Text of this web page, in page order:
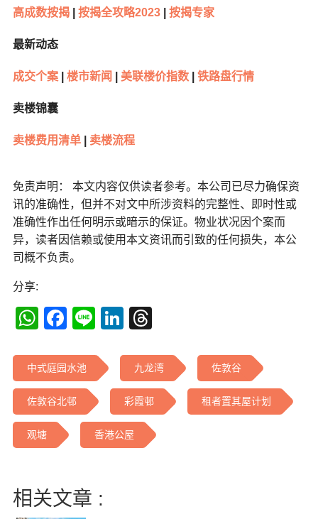
高成数按揭| 按揭全攻略2023| 按揭专家
最新动态
成交个案| 楼市新闻 美联楼价指数| 铁路盘行情
卖楼锦囊
卖楼费用清单| 卖楼流程
免责声明： 本文内容仅供读者参考。本公司已尽力确保资
讯的准确性，但并不对文中所涉资料的完整性、即时性或
准确性作出任何明示或暗示的保证。物业状况因个案而
异，读者因信赖或使用本文资讯而引致的任何损失，本公
司概不负责。
分享:
WhatsApp
Facebook
LineLinkedIn
中式庭园水池 九龙湾 佐敦谷
佐敦谷北邨 彩霞邨 租者置其屋计划
观塘 香港公屋
相关文章 :